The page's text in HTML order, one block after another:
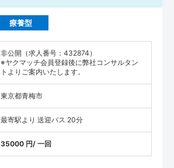
療養型
非公開（求人番号：432874）
※ヤクマッチ会員登録後に弊社コンサルタン
トよりご案内いたします。
東京都青梅市
最寄駅より 送迎バス 20分
35000 円/ 一回